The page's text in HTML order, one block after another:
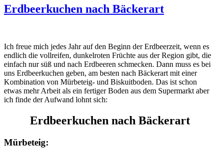
Erdbeerkuchen nach Bäckerart
Ich freue mich jedes Jahr auf den Beginn der Erdbeerzeit, wenn es
endlich die vollreifen, dunkelroten Früchte aus der Region gibt, die
einfach nur süß und nach Erdbeeren schmecken. Dann muss es bei
uns Erdbeerkuchen geben, am besten nach Bäckerart mit einer
Kombination von Mürbeteig- und Biskuitboden. Das ist schon
etwas mehr Arbeit als ein fertiger Boden aus dem Supermarkt aber
ich finde der Aufwand lohnt sich:
Erdbeerkuchen nach Bäckerart
Mürbeteig: